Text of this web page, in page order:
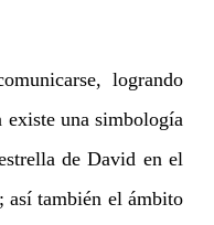
logrando
existe una simbología
de David en el
así también el ámbito